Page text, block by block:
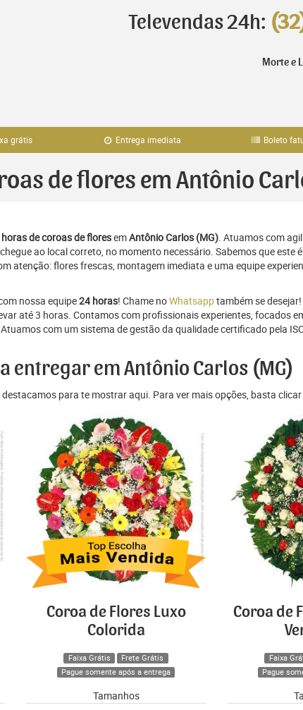
Televendas 24h:
Morte e
grátis Entrega imediata Boleto
de flores em Antônio
de coroas de floresemAntônio Carlos (MG). Atuamos com
ao local correto, no momento necessário. Sabemos que este
atenção: flores frescas, montagem imediata e uma equipe
nossa equipe24 horas! Chame noWhatsapptambém se desejar!
até 3 horas. Contamos com profissionais experientes, focados
com um sistema de gestão da qualidade certificado pela
entregar em Antônio Carlos (MG)
para te mostrar aqui. Para ver mais opções, basta
Coroa de Flores Luxo
Colorida
Faixa Grátis
Frete Grátis
Pague somente após a entrega
Tamanhos
Coroa de
Faixa
Pague